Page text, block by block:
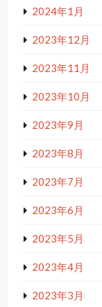
2024年1月
2023年12月
2023年11月
2023年10月
2023年9月
2023年8月
2023年7月
2023年6月
2023年5月
2023年4月
2023年3月